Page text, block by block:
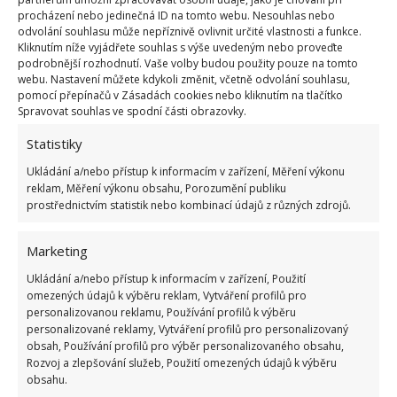
procházení nebo jedinečná ID na tomto webu. Nesouhlas nebo
odvolání souhlasu může nepříznivě ovlivnit určité vlastnosti a funkce.
Kliknutím níže vyjádřete souhlas s výše uvedeným nebo proveďte
podrobnější rozhodnutí. Vaše volby budou použity pouze na tomto
webu. Nastavení můžete kdykoli změnit, včetně odvolání souhlasu,
pomocí přepínačů v Zásadách cookies nebo kliknutím na tlačítko
Spravovat souhlas ve spodní části obrazovky.
Statistiky
Ukládání a/nebo přístup k informacím v zařízení, Měření výkonu
reklam, Měření výkonu obsahu, Porozumění publiku
prostřednictvím statistik nebo kombinací údajů z různých zdrojů.
Marketing
Ukládání a/nebo přístup k informacím v zařízení, Použití
omezených údajů k výběru reklam, Vytváření profilů pro
personalizovanou reklamu, Používání profilů k výběru
personalizované reklamy, Vytváření profilů pro personalizovaný
obsah, Používání profilů pro výběr personalizovaného obsahu,
Rozvoj a zlepšování služeb, Použití omezených údajů k výběru
obsahu.
ostatní špinavé prádlo.
Místo pracího gelu použijte ocet (můžete využít
jablečný ocet) a do přihrádky na prací prášek
přidejte kromě samotného pracího prášku i prášek
nahradit jednou polévkovou lžící jedlé sody
dvěma čajovými lžičkami kyseliny citronové. Pokud
chcete prádlo v pračce vybělit, zapněte ji na vysokou
Prádlo bude zase čisté a bílé, jako nové.
Zdroj:Creativabox